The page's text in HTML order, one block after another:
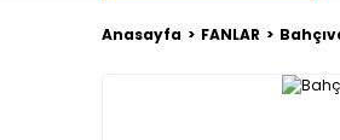
Anasayfa FANLAR